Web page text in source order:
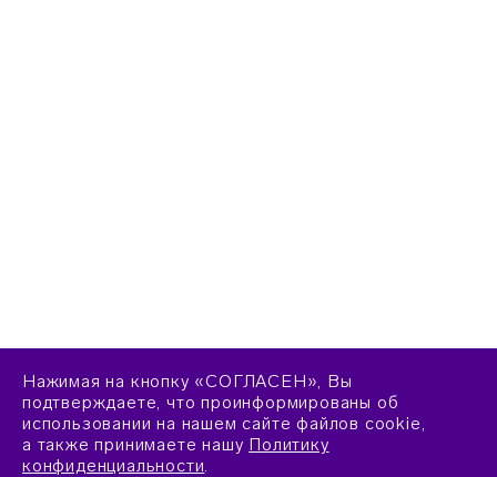
Нажимая на кнопку «СОГЛАСЕН», Вы
подтверждаете, что проинформированы об
использовании на нашем сайте файлов cookie,
а также принимаете нашу Политику
конфиденциальности.